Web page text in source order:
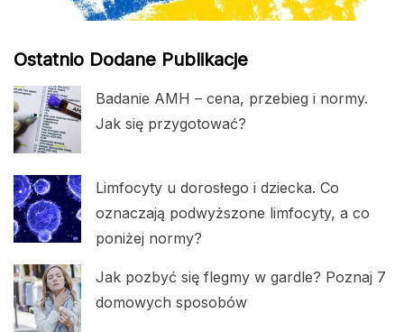
Ostatnio Dodane Publikacje
Badanie AMH – cena, przebieg i normy.
Jak się przygotować?
Limfocyty u dorosłego i dziecka. Co
oznaczają podwyższone limfocyty, a co
poniżej normy?
Jak pozbyć się flegmy w gardle? Poznaj 7
domowych sposobów